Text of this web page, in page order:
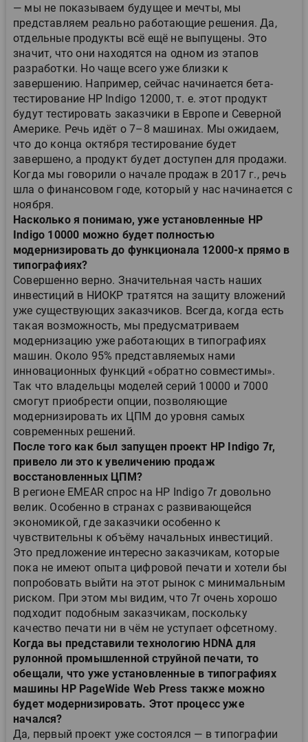
— мы не показываем будущее и мечты, мы
представляем реально работающие решения. Да,
отдельные продукты всё ещё не выпущены. Это
значит, что они находятся на одном из этапов
разработки. Но чаще всего уже близки к
завершению. Например, сейчас начинается бета-
тестирование HP Indigo 12000, т. е. этот продукт
будут тестировать заказчики в Европе и Северной
Америке. Речь идёт о 7–8 машинах. Мы ожидаем,
что до конца октября тестирование будет
завершено, а продукт будет доступен для продажи.
Когда мы говорили о начале продаж в 2017 г., речь
шла о финансовом годе, который у нас начинается с
ноября.
Насколько я понимаю, уже установленные HP
Indigo 10000 можно будет полностью
модернизировать до функционала 12000-х прямо в
типографиях?
Совершенно верно. Значительная часть наших
инвестиций в НИОКР тратятся на защиту вложений
уже существующих заказчиков. Всегда, когда есть
такая возможность, мы предусматриваем
модернизацию уже работающих в типографиях
машин. Около 95% представляемых нами
инновационных функций «обратно совместимы».
Так что владельцы моделей серий 10000 и 7000
смогут приобрести опции, позволяющие
модернизировать их ЦПМ до уровня самых
современных решений.
После того как был запущен проект HP Indigo 7r,
привело ли это к увеличению продаж
восстановленных ЦПМ?
В регионе EMEAR спрос на HP Indigo 7r довольно
велик. Особенно в странах с развивающейся
экономикой, где заказчики особенно к
чувствительны к объёму начальных инвестиций.
Это предложение интересно заказчикам, которые
пока не имеют опыта цифровой печати и хотели бы
попробовать выйти на этот рынок с минимальным
риском. При этом мы видим, что 7r очень хорошо
подходит подобным заказчикам, поскольку
качество печати ни в чём не уступает офсетному.
Когда вы представили технологию HDNA для
рулонной промышленной струйной печати, то
обещали, что уже установленные в типографиях
машины HP PageWide Web Press также можно
будет модернизировать. Этот процесс уже
начался?
Да, первый проект уже состоялся — в типографии